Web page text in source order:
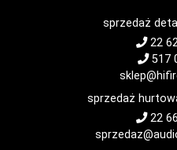
sprzedaż
22
517
sprzedaż
22